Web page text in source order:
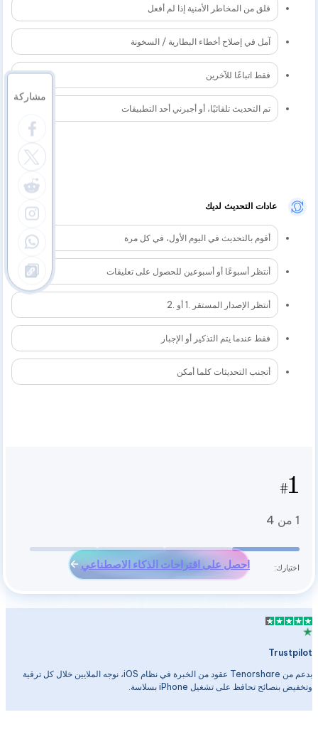
قلق من المخاطر الأمنية إذا لم أفعل
آمل في إصلاح أخطاء البطارية / السخونة
فقط اتباعًا للآخرين
تم التحديث تلقائيًا، أو أجبرني أحد التطبيقات
عادات التحديث لديك
أقوم بالتحديث في اليوم الأول، في كل مرة
أنتظر أسبوعًا أو أسبوعين للحصول على تعليقات
أنتظر الإصدار المستقر .1 أو .2
فقط عندما يتم التذكير أو الإجبار
أتجنب التحديثات كلما أمكن
#1
1 من 4
اختيارك: احصل على اقتراحات الذكاء الاصطناعي
Trustpilot
بدعم من Tenorshare
عقود من الخبرة في نظام iOS، نوجه الملايين خلال كل ترقية
وتخفيض بنصائح تحافظ على تشغيل iPhone بسلاسة.
مشاركة